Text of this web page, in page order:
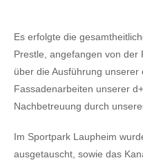
Es erfolgte die
Prestle, angefangen von der
über die Ausführung unserer
Fassadenarbeiten unserer
Nachbetreuung durch
Im Sportpark Laupheim
ausgetauscht, sowie das